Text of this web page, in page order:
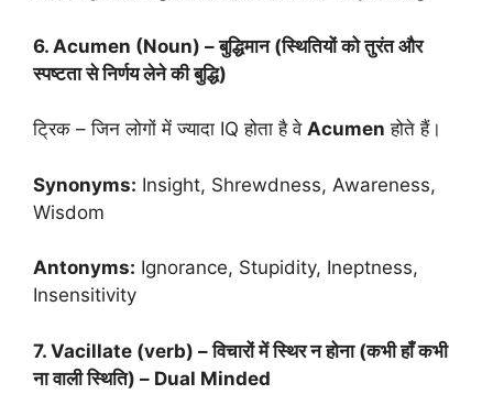
6. Acumen (Noun) – बुद्धिमान (स्थितियों को तुरंत और
स्पष्टता से निर्णय लेने की बुद्धि)
ट्रिक – जिन लोगों में ज्यादा IQ होता है वे Acumen होते हैं।
Synonyms: Insight, Shrewdness, Awareness,
Wisdom
Antonyms: Ignorance, Stupidity, Ineptness,
Insensitivity
7. Vacillate (verb) – विचारों में स्थिर न होना (कभी हाँ कभी
ना वाली स्थिति) – Dual Minded